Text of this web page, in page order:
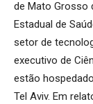
de Mato Grosso
Estadual de
setor de
executivo de
estão
Tel Aviv. Em